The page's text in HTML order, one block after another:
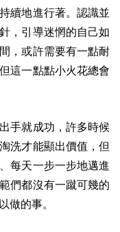
續地進行著。認識並
，引導迷惘的自己如
，或許需要有一點耐
這一點點小火花總會
手就成功，許多時候
洗才能顯出價值，但
每天一步一步地邁進
們都沒有一蹴可幾的
做的事。